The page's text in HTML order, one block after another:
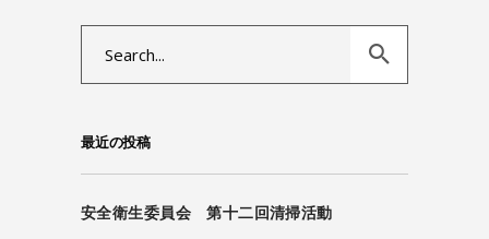
最近の投稿
安全衛生委員会 第十二回清掃活動